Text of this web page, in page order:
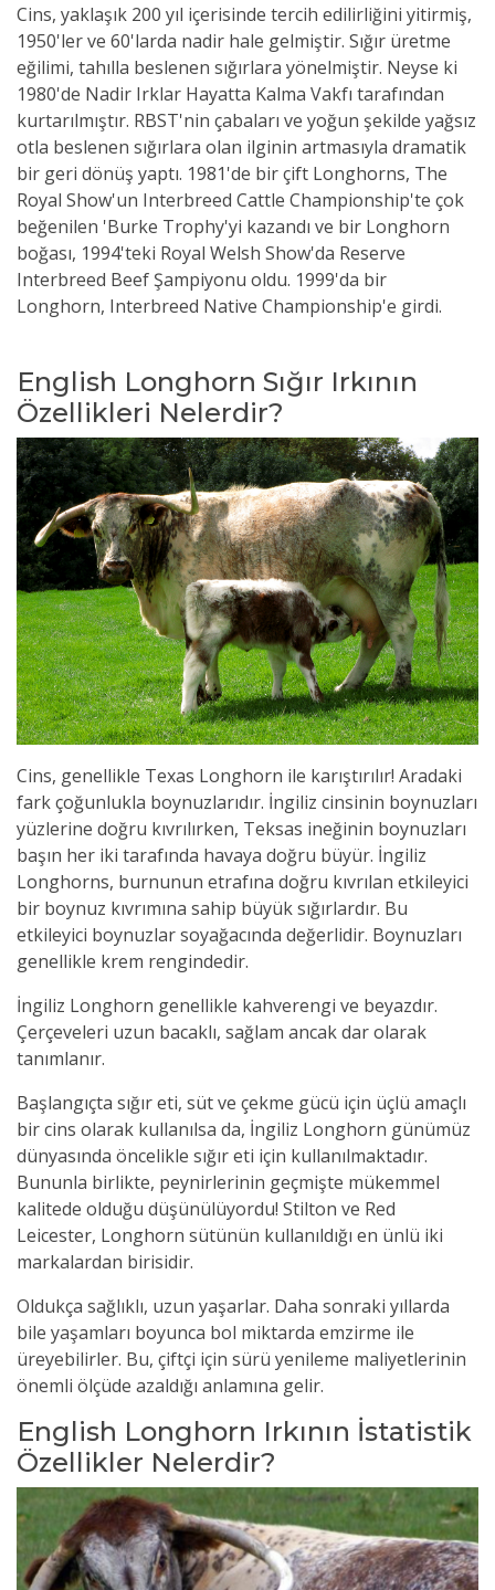
Cins, yaklaşık 200 yıl içerisinde tercih edilirliğini yitirmiş,
1950'ler ve 60'larda nadir hale gelmiştir. Sığır üretme
eğilimi, tahılla beslenen sığırlara yönelmiştir. Neyse ki
1980'de Nadir Irklar Hayatta Kalma Vakfı tarafından
kurtarılmıştır. RBST'nin çabaları ve yoğun şekilde yağsız
otla beslenen sığırlara olan ilginin artmasıyla dramatik
bir geri dönüş yaptı. 1981'de bir çift Longhorns, The
Royal Show'un Interbreed Cattle Championship'te çok
beğenilen 'Burke Trophy'yi kazandı ve bir Longhorn
boğası, 1994'teki Royal Welsh Show'da Reserve
Interbreed Beef Şampiyonu oldu. 1999'da bir
Longhorn, Interbreed Native Championship'e girdi.
English Longhorn Sığır Irkının
Özellikleri Nelerdir?
Cins, genellikle Texas Longhorn ile karıştırılır! Aradaki
fark çoğunlukla boynuzlarıdır. İngiliz cinsinin boynuzları
yüzlerine doğru kıvrılırken, Teksas ineğinin boynuzları
başın her iki tarafında havaya doğru büyür. İngiliz
Longhorns, burnunun etrafına doğru kıvrılan etkileyici
bir boynuz kıvrımına sahip büyük sığırlardır. Bu
etkileyici boynuzlar soyağacında değerlidir. Boynuzları
genellikle krem rengindedir.
İngiliz Longhorn genellikle kahverengi ve beyazdır.
Çerçeveleri uzun bacaklı, sağlam ancak dar olarak
tanımlanır.
Başlangıçta sığır eti, süt ve çekme gücü için üçlü amaçlı
bir cins olarak kullanılsa da, İngiliz Longhorn günümüz
dünyasında öncelikle sığır eti için kullanılmaktadır.
Bununla birlikte, peynirlerinin geçmişte mükemmel
kalitede olduğu düşünülüyordu! Stilton ve Red
Leicester, Longhorn sütünün kullanıldığı en ünlü iki
markalardan birisidir.
Oldukça sağlıklı, uzun yaşarlar. Daha sonraki yıllarda
bile yaşamları boyunca bol miktarda emzirme ile
üreyebilirler. Bu, çiftçi için sürü yenileme maliyetlerinin
önemli ölçüde azaldığı anlamına gelir.
English Longhorn Irkının İstatistik
Özellikler Nelerdir?